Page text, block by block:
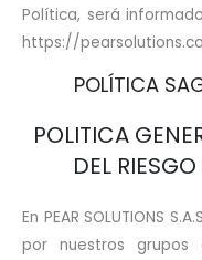
Política, será
https://
POLÍTICA
POLITICA
DEL
En PEAR SOLUTIONS
por nuestros grupos